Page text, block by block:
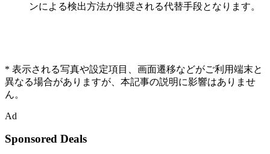
ンによる検出方法が推奨される代替手段となります。
* 表示される写真や設定項目、画面遷移などがご利用端末と
異なる場合がありますが、本記事の説明に影響はありませ
ん。
Ad
Sponsored Deals